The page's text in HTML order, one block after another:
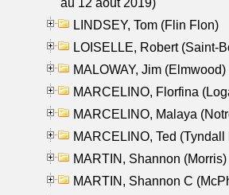
LINDSEY, Tom (Flin Flon)
LOISELLE, Robert (Saint-
MALOWAY, Jim (Elmwood)
MARCELINO, Florfina
MARCELINO, Malaya
MARCELINO, Ted (Tyndall
MARTIN, Shannon (Morris)
MARTIN, Shannon C